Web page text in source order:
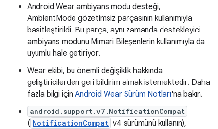
Android Wear ambiyans modu desteği,
AmbientMode gözetimsiz parçasının kullanımıyla
basitleştirildi. Bu parça, aynı zamanda destekleyici
ambiyans modunu Mimari Bileşenlerin kullanımıyla da
uyumlu hale getiriyor.
Wear ekibi, bu önemli değişiklik hakkında
geliştiricilerden geri bildirim almak istemektedir. Daha
fazla bilgi için Android Wear Sürüm Notları'na bakın.
android.support.v7.NotificationCompat
( NotificationCompat v4 sürümünü kullanın),